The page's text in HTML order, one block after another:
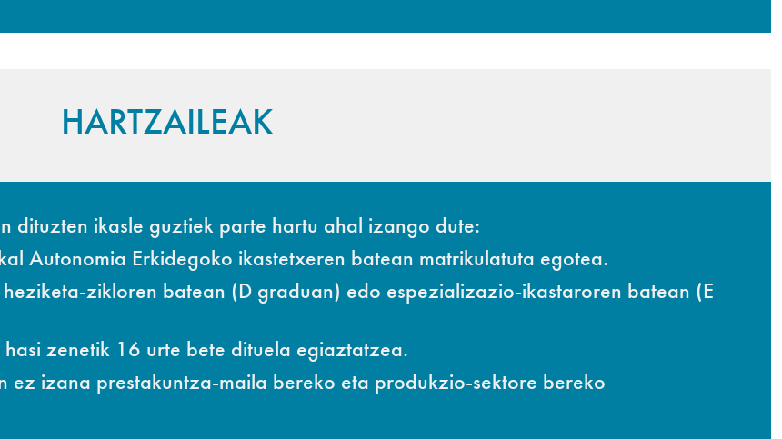
HARTZAILEAK
dituzten ikasle guztiek parte hartu ahal izango dute:
Autonomia Erkidegoko ikastetxeren batean matrikulatuta egotea.
zikloren batean (D graduan) edo espezializazio-ikastaroren batean (E
zenetik 16 urte bete dituela egiaztatzea.
ez izana prestakuntza-maila bereko eta produkzio-sektore bereko